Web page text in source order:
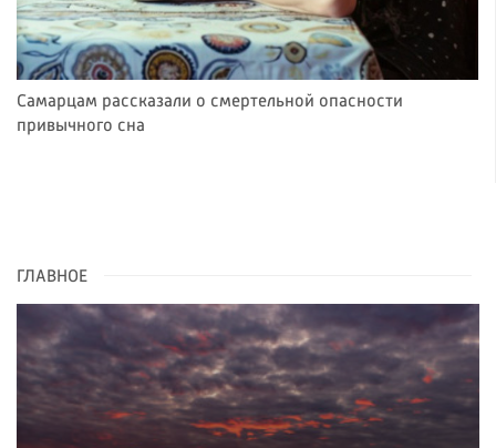
Самарцам рассказали о смертельной опасности
привычного сна
ГЛАВНОЕ